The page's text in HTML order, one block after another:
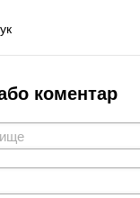
коментар